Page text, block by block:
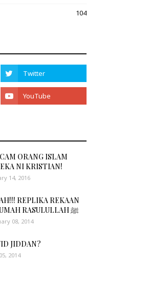
104
ORANG ISLAM
NI KRISTIAN!
14, 2016
REPLIKA REKAAN
DALAMAN RUMAH RASULULLAH ﷺ
08, 2014
JIDDAN?
2014